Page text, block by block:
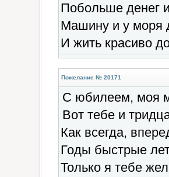
Побольше денег
Машину и у моря
И жить красиво
Пожелание № 20171
С юбилеем, моя
Вот тебе и
Как всегда,
Годы быстрые
Только я тебе